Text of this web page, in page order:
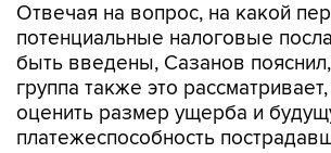
Отвечая на вопрос, на какой
потенциальные налоговые
быть введены, Сазанов
группа также это
оценить размер ущерба и
платежеспособность